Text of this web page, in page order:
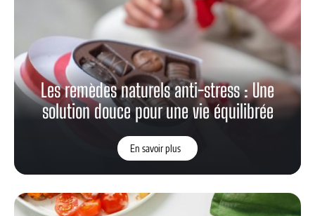
Les remèdes naturels anti-stress : Une
solution douce pour une vie équilibrée
En savoir plus